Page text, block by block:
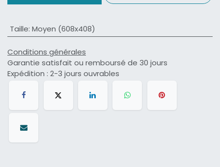
Taille: Moyen (608x408)
Conditions générales
Garantie satisfait ou remboursé de 30 jours
Expédition : 2-3 jours ouvrables